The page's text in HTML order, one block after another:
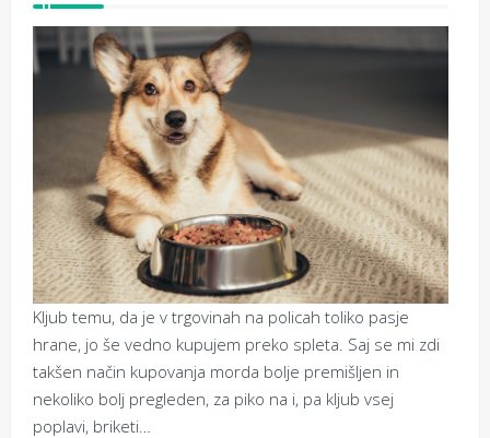
Kljub temu, da je v trgovinah na policah toliko pasje
hrane, jo še vedno kupujem preko spleta. Saj se mi zdi
takšen način kupovanja morda bolje premišljen in
nekoliko bolj pregleden, za piko na i, pa kljub vsej
poplavi, briketi…